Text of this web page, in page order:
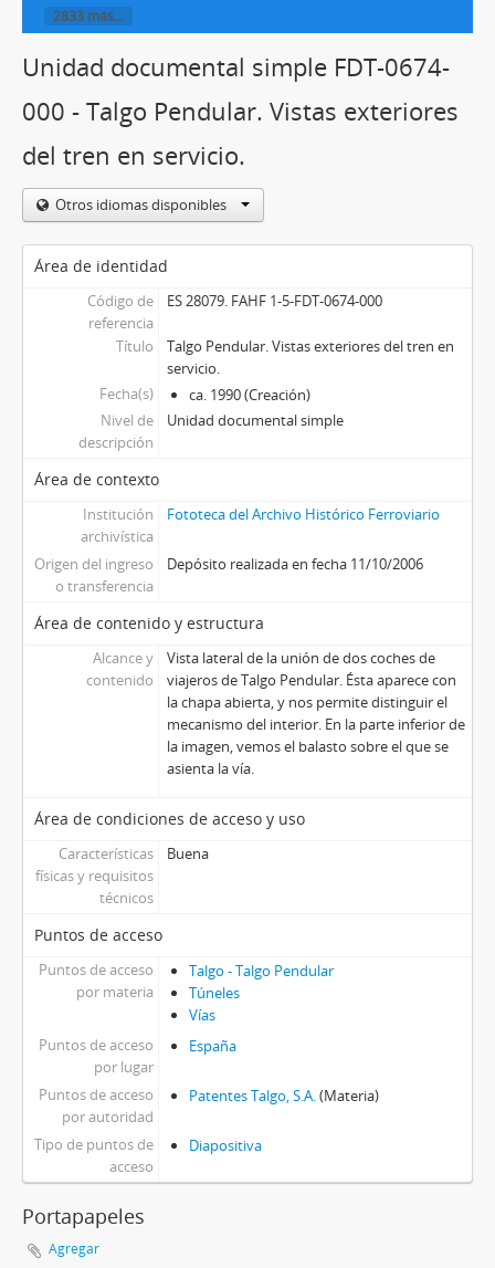
2833 más...
Unidad documental simple FDT-0674-
000 - Talgo Pendular. Vistas exteriores
del tren en servicio.
Otros idiomas disponibles
Área de identidad
Código de
referencia
ES 28079. FAHF 1-5-FDT-0674-000
Título
Talgo Pendular. Vistas exteriores del tren en
servicio.
Fecha(s)
ca. 1990 (Creación)
Nivel de
descripción
Unidad documental simple
Área de contexto
Institución
archivística
Fototeca del Archivo Histórico Ferroviario
Origen del ingreso
o transferencia
Depósito realizada en fecha 11/10/2006
Área de contenido y estructura
Alcance y
contenido
Vista lateral de la unión de dos coches de
viajeros de Talgo Pendular. Ésta aparece con
la chapa abierta, y nos permite distinguir el
mecanismo del interior. En la parte inferior de
la imagen, vemos el balasto sobre el que se
asienta la vía.
Área de condiciones de acceso y uso
Características
físicas y requisitos
técnicos
Buena
Puntos de acceso
Puntos de acceso
por materia
Talgo - Talgo Pendular
Túneles
Vías
Puntos de acceso
por lugar
España
Puntos de acceso
por autoridad
Patentes Talgo, S.A.(Materia)
Tipo de puntos de
acceso
Diapositiva
Portapapeles
Agregar